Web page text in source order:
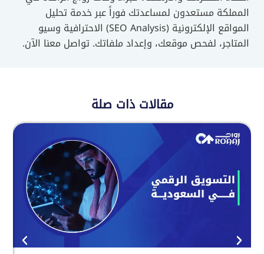
المملكة مستعدون لمساعدتك فوراً عبر خدمة تحليل
المواقع الإلكترونية (SEO Analysis) الاحترافية وسيو
المتاجر، لفحص موقعك، وإعداد ملفاتك. تواصل معنا الآن.
مقالات ذات صلة